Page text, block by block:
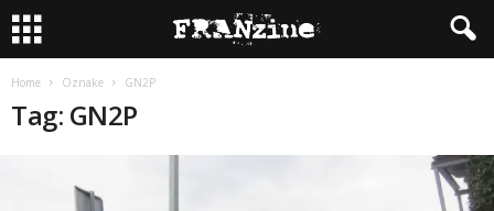
Home Oznake GN2P
Tag: GN2P